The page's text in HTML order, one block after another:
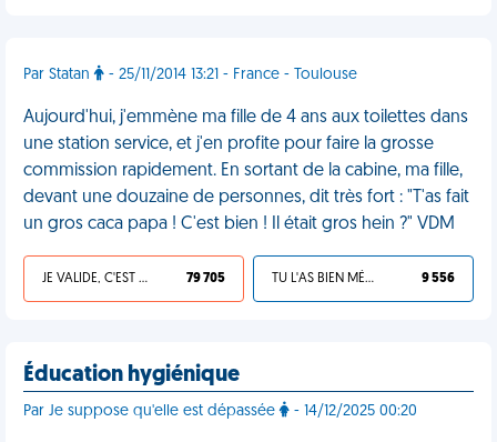
Par Statan - 25/11/2014 13:21 - France - Toulouse
Aujourd'hui, j'emmène ma fille de 4 ans aux toilettes dans
une station service, et j'en profite pour faire la grosse
commission rapidement. En sortant de la cabine, ma fille,
devant une douzaine de personnes, dit très fort : "T'as fait
un gros caca papa ! C'est bien ! Il était gros hein ?" VDM
JE VALIDE, C'EST UNE VDM 79 705 TU L'AS BIEN MÉRITÉ 9 556
Éducation hygiénique
Par Je suppose qu'elle est dépassée - 14/12/2025 00:20